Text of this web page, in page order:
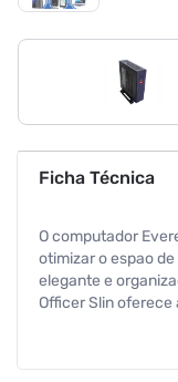
Ficha Técnica
O computador
otimizar o espao
elegante e
Officer Slin oferece
confiavel que foi